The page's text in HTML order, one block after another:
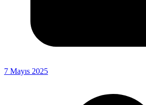
7 Mayıs 2025